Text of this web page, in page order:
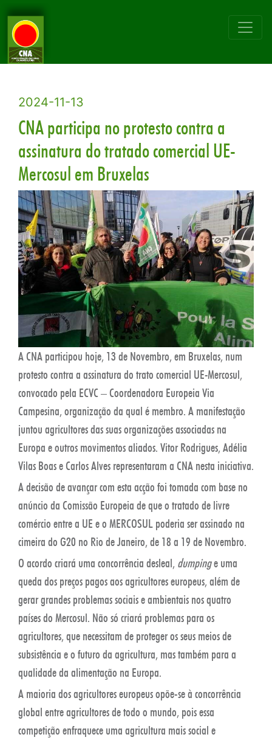
2024-11-13
CNA participa no protesto contra a
assinatura do tratado comercial UE-
Mercosul em Bruxelas
A CNA participou hoje, 13 de Novembro, em Bruxelas, num
protesto contra a assinatura do trato comercial UE-Mercosul,
convocado pela ECVC – Coordenadora Europeia Via
Campesina, organização da qual é membro. A manifestação
juntou agricultores das suas organizações associadas na
Europa e outros movimentos aliados. Vitor Rodrigues, Adélia
Vilas Boas e Carlos Alves representaram a CNA nesta iniciativa.
A decisão de avançar com esta acção foi tomada com base no
anúncio da Comissão Europeia de que o tratado de livre
comércio entre a UE e o MERCOSUL poderia ser assinado na
cimeira do G20 no Rio de Janeiro, de 18 a 19 de Novembro.
O acordo criará uma concorrência desleal, dumpinge uma
queda dos preços pagos aos agricultores europeus, além de
gerar grandes problemas sociais e ambientais nos quatro
países do Mercosul. Não só criará problemas para os
agricultores, que necessitam de proteger os seus meios de
subsistência e o futuro da agricultura, mas também para a
qualidade da alimentação na Europa.
A maioria dos agricultores europeus opõe-se à concorrência
global entre agricultores de todo o mundo, pois essa
competição enfraquece uma agricultura mais social e